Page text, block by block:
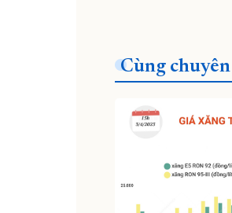
Cùng